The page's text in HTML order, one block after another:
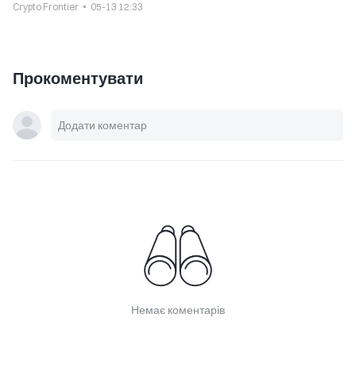
Crypto Frontier 05-13 12:33
Прокоментувати
Немає коментарів